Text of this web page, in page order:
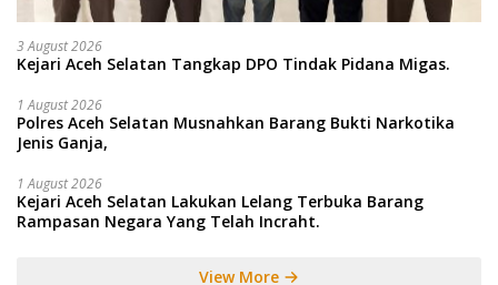
3 August 2026
Kejari Aceh Selatan Tangkap DPO Tindak Pidana Migas.
1 August 2026
Polres Aceh Selatan Musnahkan Barang Bukti Narkotika
Jenis Ganja,
1 August 2026
Kejari Aceh Selatan Lakukan Lelang Terbuka Barang
Rampasan Negara Yang Telah Incraht.
View More